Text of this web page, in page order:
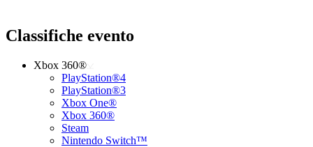
Classifiche evento
Xbox 360®
PlayStation®4
PlayStation®3
Xbox One®
Xbox 360®
Steam
Nintendo Switch™